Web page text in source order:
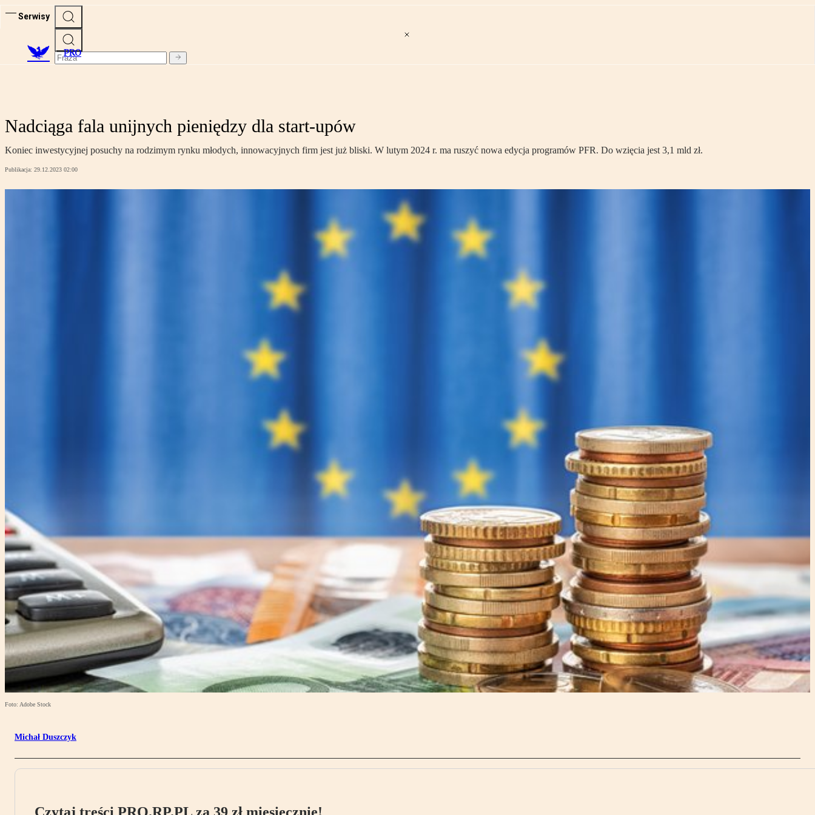
Serwisy
PRO
Nadciąga fala unijnych pieniędzy dla start-upów
Koniec inwestycyjnej posuchy na rodzimym rynku młodych, innowacyjnych firm jest już bliski. W lutym 2024 r. ma ruszyć nowa edycja programów PFR. Do wzięcia jest 3,1 mld zł.
Publikacja: 29.12.2023 02:00
Foto: Adobe Stock
Michał Duszczyk